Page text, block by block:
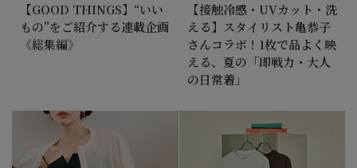
【GOOD THINGS】“いい
もの”をご紹介する連載企画
《総集編》
【接触冷感・UVカット・洗
える】スタイリスト亀恭子
さんコラボ！1枚で品よく映
える、夏の「即戦力・大人
の日常着」